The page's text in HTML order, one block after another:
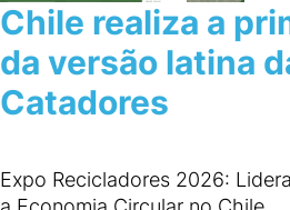
Chile realiza a
da versão latina
Catadores
Expo Recicladores 2026: